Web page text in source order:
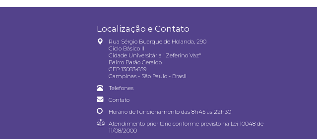
Localização e Contato
Rua Sérgio Buarque de Holanda, 290
Ciclo Básico II
Cidade Universitária "Zeferino Vaz"
Bairro Barão Geraldo
CEP 13083-859
Campinas - São Paulo - Brasil
Telefones
Contato
Horário de funcionamento das 8h45 às 22h30
Atendimento prioritário conforme previsto na Lei 10048 de
11/08/2000